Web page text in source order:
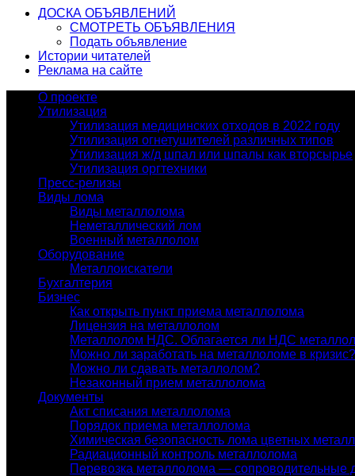
ДОСКА ОБЪЯВЛЕНИЙ
СМОТРЕТЬ ОБЪЯВЛЕНИЯ
Подать объявление
Истории читателей
Реклама на сайте
О проекте
Утилизация
Утилизация медицинских отходов в 2022 году
Утилизация огнетушителей различных типов
Утилизация ж/д шпал или шпалы как вторсырье
Утилизация оргтехники
Пресс-релизы
Виды лома
Виды металлолома
Неметаллический лом
Военный металлолом
Оборудование
Металлоискатели
Бухгалтерия
Бизнес
Как открыть пункт приема металлолома
Лицензия на металлолом
Металлолом НДС. Облагается ли НДС
Можно ли заработать на металлоломе в кризис?
Можно ли сдавать металлолом?
Незаконный прием металлолома
Документы
Акт списания металлолома
Порядок приема металлолома
Химическая безопасность лома цветных
Радиационный контроль металлолома
Перевозка металлолома — сопроводительные